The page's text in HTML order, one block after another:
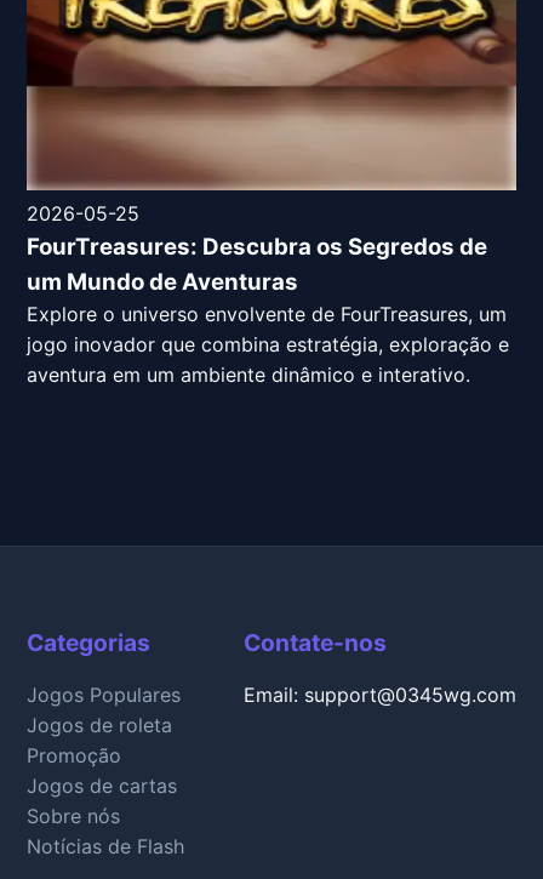
2026-05-25
FourTreasures: Descubra os Segredos de
um Mundo de Aventuras
Explore o universo envolvente de FourTreasures, um
jogo inovador que combina estratégia, exploração e
aventura em um ambiente dinâmico e interativo.
Categorias
Jogos Populares
Jogos de roleta
Promoção
Jogos de cartas
Sobre nós
Notícias de Flash
Contate-nos
Email: support@0345wg.com